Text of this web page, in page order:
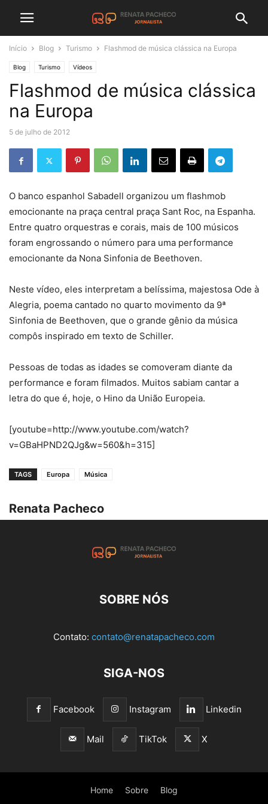
Início Blog Turismo Flashmod de música clássica na Europa
Blog Turismo Vídeos
Flashmod de música clássica
na Europa
5 de julho de 2012
O banco espanhol Sabadell organizou um flashmob
emocionante na praça central praça Sant Roc, na Espanha.
Entre quatro orquestras e corais, mais de 100 músicos
foram engrossando o número para uma performance
emocionante da Nona Sinfonia de Beethoven.
Neste vídeo, eles interpretam a belíssima, majestosa Ode à
Alegria, poema cantado no quarto movimento da 9ª
Sinfonia de Beethoven, que o grande gênio da música
compôs inspirado em texto de Schiller.
Pessoas de todas as idades se comoveram diante da
performance e foram filmados. Muitos sabiam cantar a
letra do que é, hoje, o Hino da União Europeia.
[youtube=http://www.youtube.com/watch?
v=GBaHPND2QJg&w=560&h=315]
TAGS Europa Música
Renata Pacheco
SOBRE NÓS
Contato: contato@renatapacheco.com
SIGA-NOS
Facebook Instagram Linkedin
Mail TikTok X
Home Sobre Blog